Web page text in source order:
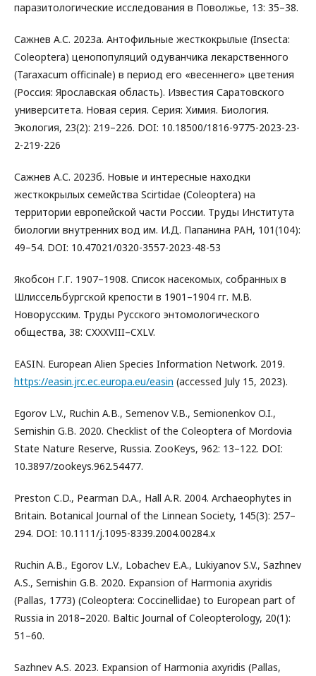
паразитологические исследования в Поволжье, 13: 35–38.
Сажнев А.С. 2023a. Антофильные жесткокрылые (Insecta:
Coleoptera) ценопопуляций одуванчика лекарственного
(Taraxacum officinale) в период его «весеннего» цветения
(Россия: Ярославская область). Известия Саратовского
университета. Новая серия. Серия: Химия. Биология.
Экология, 23(2): 219–226. DOI: 10.18500/1816-9775-2023-23-
2-219-226
Сажнев А.С. 2023б. Новые и интересные находки
жесткокрылых семейства Scirtidae (Coleoptera) на
территории европейской части России. Труды Института
биологии внутренних вод им. И.Д. Папанина РАН, 101(104):
49–54. DOI: 10.47021/0320-3557-2023-48-53
Якобсон Г.Г. 1907–1908. Список насекомых, собранных в
Шлиссельбургской крепости в 1901–1904 гг. М.В.
Новорусским. Труды Русского энтомологического
общества, 38: CXXXVIII–CXLV.
EASIN. European Alien Species Information Network. 2019.
https://easin.jrc.ec.europa.eu/easin (accessed July 15, 2023).
Egorov L.V., Ruchin A.B., Semenov V.B., Semionenkov O.I.,
Semishin G.B. 2020. Checklist of the Coleoptera of Mordovia
State Nature Reserve, Russia. ZooKeys, 962: 13–122. DOI:
10.3897/zookeys.962.54477.
Preston C.D., Pearman D.A., Hall A.R. 2004. Archaeophytes in
Britain. Botanical Journal of the Linnean Society, 145(3): 257–
294. DOI: 10.1111/j.1095-8339.2004.00284.x
Ruchin A.B., Egorov L.V., Lobachev E.A., Lukiyanov S.V., Sazhnev
A.S., Semishin G.B. 2020. Expansion of Harmonia axyridis
(Pallas, 1773) (Coleoptera: Coccinellidae) to European part of
Russia in 2018–2020. Baltic Journal of Coleopterology, 20(1):
51–60.
Sazhnev A.S. 2023. Expansion of Harmonia axyridis (Pallas,